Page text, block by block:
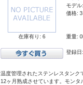
在庫有り: 6
モデル:
価格:
重量:
登録
温度管理されたステンレスタンク
12ヶ月熟成させています。モン